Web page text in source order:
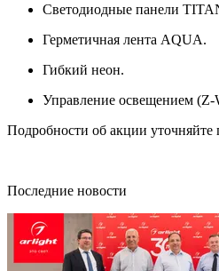
Светодиодные панели
Герметичная лента AQUA.
Гибкий неон.
Управление освещением
Подробности об акции уточняйте
Последние новости